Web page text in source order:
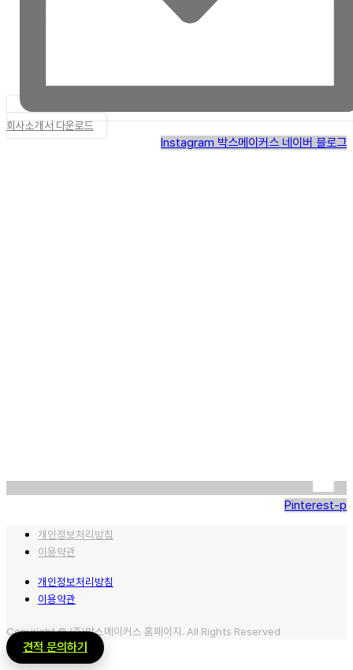
회사소개서 다운로드
Instagram 박스메이커스 네이버 블로그
Pinterest-p
개인정보처리방침
이용약관
개인정보처리방침
이용약관
Copyright © (주)박스메이커스 홈페이지. All Rights Reserved
견적 문의하기